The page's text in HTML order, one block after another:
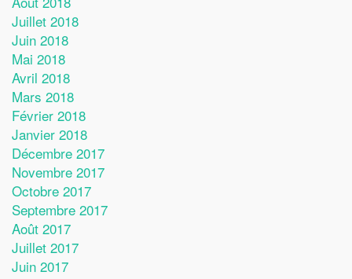
Juillet 2018
Juin 2018
Mai 2018
Avril 2018
Mars 2018
Février 2018
Janvier 2018
Décembre 2017
Novembre 2017
Octobre 2017
Septembre 2017
Août 2017
Juillet 2017
Juin 2017